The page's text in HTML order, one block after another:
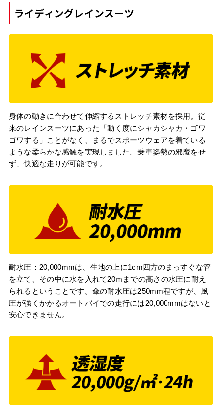
ライディングレインスーツ
身体の動きに合わせて伸縮するストレッチ素材を採用。従
来のレインスーツにあった「動く度にシャカシャカ・ゴワ
ゴワする」ことがなく、まるでスポーツウェアを着ている
ような柔らかな感触を実現しました。乗車姿勢の邪魔をせ
ず、快適な走りが可能です。
耐水圧：20,000mmは、生地の上に1cm四方のまっすぐな管
を立て、その中に水を入れて20ｍまでの高さの水圧に耐え
られるということです。傘の耐水圧は250mm程ですが、風
圧が強くかかるオートバイでの走行には20,000mmはないと
安心できません。